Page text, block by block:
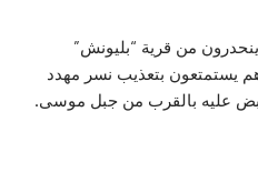
“بليونش”
بتعذيب نسر مهدد
من جبل موسى.